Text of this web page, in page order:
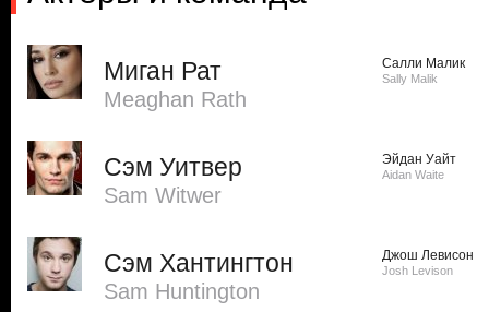
Миган Рат
Meaghan Rath
Салли Малик
Sally Malik
Сэм Уитвер
Sam Witwer
Эйдан Уайт
Aidan Waite
Сэм Хантингтон
Sam Huntington
Джош Левисон
Josh Levison